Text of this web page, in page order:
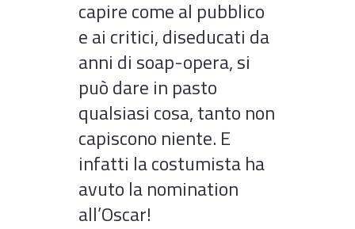
capire come al pubblico
e ai critici, diseducati da
anni di soap-opera, si
può dare in pasto
qualsiasi cosa, tanto non
capiscono niente. E
infatti la costumista ha
avuto la nomination
all’Oscar!